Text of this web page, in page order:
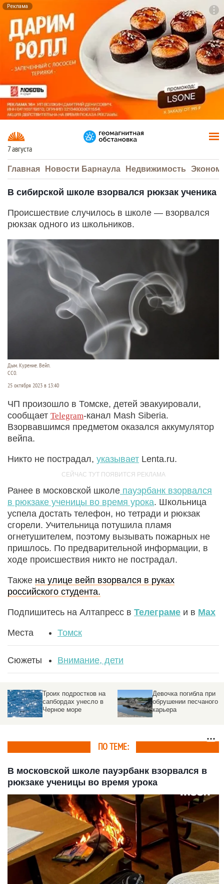
Реклама
7 августа
Главная Новости Барнаула Недвижимость
В сибирской школе взорвался рюкзак ученика
Происшествие случилось в школе — взорвался
рюкзак одного из школьников.
Дым. Курение. Вейп.
СС0.
25 октября 2023 в 13:40
ЧП произошло в Томске, детей эвакуировали,
сообщает Telegram-канал Mash Siberia.
Взорвавшимся предметом оказался аккумулятор
вейпа.
Никто не пострадал, указывает Lenta.ru.
Ранее в московской школе пауэрбанк взорвался
в рюкзаке ученицы во время урока. Школьница
успела достать телефон, но тетради и рюкзак
сгорели. Учительница потушила пламя
огнетушителем, поэтому вызывать пожарных не
пришлось. По предварительной информации, в
ходе происшествия никто не пострадал.
Также на улице вейп взорвался в руках
российского студента.
Подпишитесь на Алтапресс в Телеграме и в Max
Места Томск
Сюжеты Внимание, дети
Троих подростков на
сапбордах унесло в
Черное море
Девочка погибла при
обрушении песчаного
карьера
ПО ТЕМЕ:
В московской школе пауэрбанк взорвался в
рюкзаке ученицы во время урока